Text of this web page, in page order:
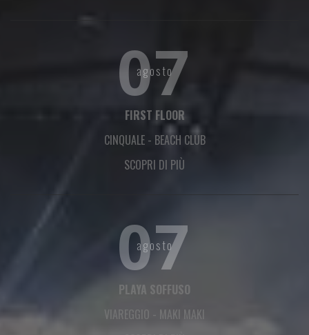
07
agosto
FIRST FLOOR
CINQUALE- BEACH CLUB
SCOPRI DI PIÙ
07
agosto
PLAYA SOFFUSO
VIAREGGIO - MAKI MAKI